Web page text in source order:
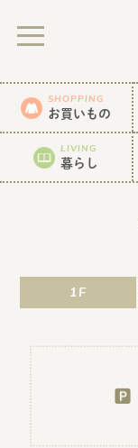
SHOPPING
お買いもの
LIVING
暮らし
1F